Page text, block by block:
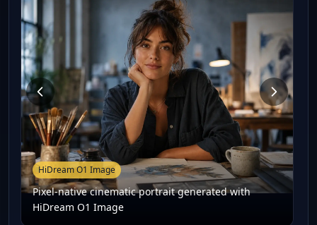
HiDream O1 Image
Pixel-native cinematic portrait generated with
HiDream O1 Image